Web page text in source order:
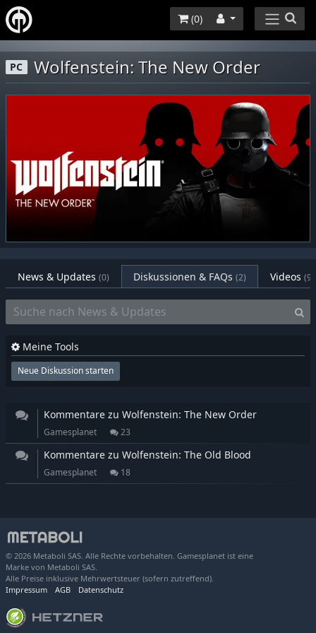
(0)
PC Wolfenstein: The New Order
News & Updates (0) Diskussionen & FAQs (2) Videos (9)
Kommentare zu Wolfenstein: The New Order
Gamesplanet 23
Kommentare zu Wolfenstein: The Old Blood
Gamesplanet 18
Meine Tools
Neue Diskussion starten
© 2026 Metaboli SAS. Alle Rechte vorbehalten. Gamesplanet ist eine
Marke von Metaboli SAS.
Alle Preise inklusive Mehrwertsteuer (sofern zutreffend).
Impressum
AGB Datenschutz